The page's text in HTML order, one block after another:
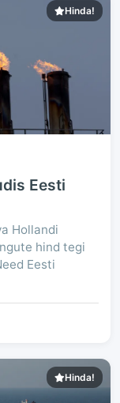
Hinda!
Eesti
Hollandi
hind tegi
Eesti
Hinda!